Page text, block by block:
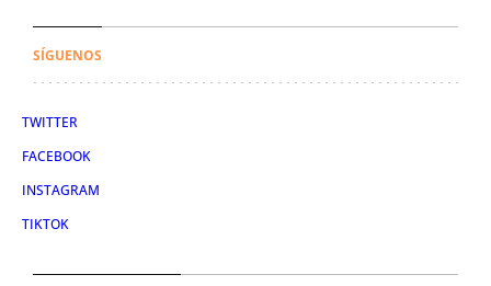
SÍGUENOS
TWITTER
FACEBOOK
INSTAGRAM
TIKTOK